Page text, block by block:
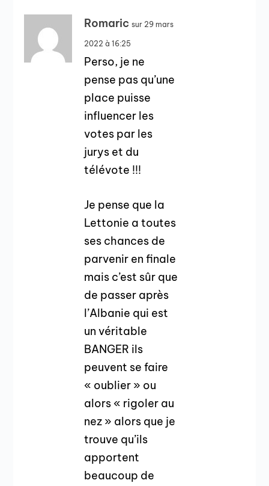
Romaric sur 29 mars
2022 à 16:25
Perso, je ne
pense pas qu’une
place puisse
influencer les
votes par les
jurys et du
télévote !!!
Je pense que la
Lettonie a toutes
ses chances de
parvenir en finale
mais c’est sûr que
de passer après
l’Albanie qui est
un véritable
BANGER ils
peuvent se faire
« oublier » ou
alors « rigoler au
nez » alors que je
trouve qu’ils
apportent
beaucoup de